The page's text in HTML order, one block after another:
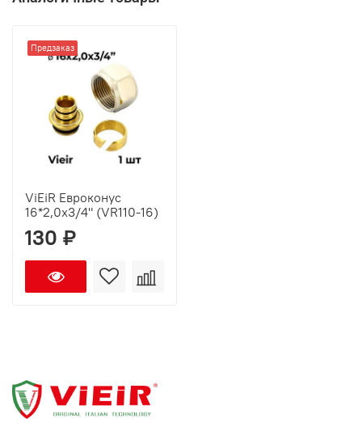
Предзаказ
ViEiR Евроконус
16*2,0х3/4" (VR110-16)
130 ₽